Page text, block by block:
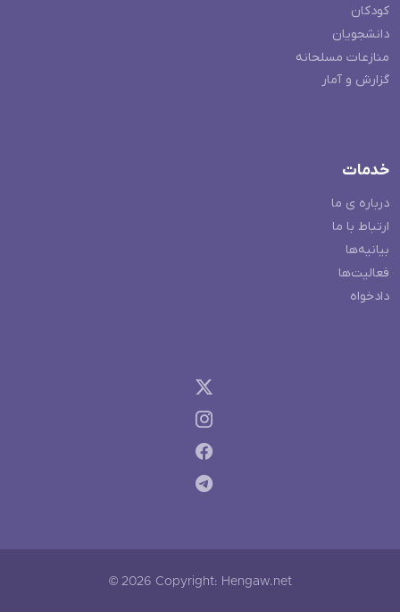
کودکان
دانشجویان
منازعات مسلحانه
گزارش و آمار
خدمات
درباره ی ما
ارتباط با ما
بیانیه‌ها
فعالیت‌ها
دادخواه
© 2026 Copyright: Hengaw.net